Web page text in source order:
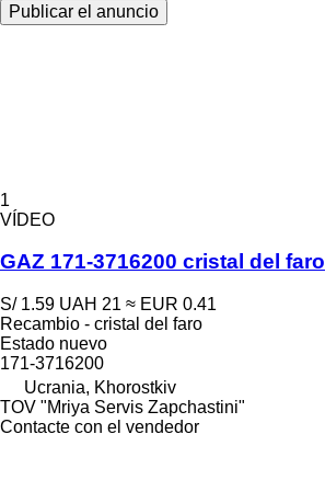
Publicar el anuncio
1
VÍDEO
GAZ 171-3716200 cristal del faro
S/ 1.59 UAH 21 ≈ EUR 0.41
Recambio - cristal del faro
Estado nuevo
171-3716200
Ucrania, Khorostkiv
TOV "Mriya Servis Zapchastini"
Contacte con el vendedor